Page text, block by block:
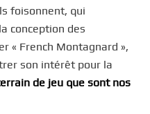
foisonnent, qui
conception des
« French Montagnard »,
son intérêt pour la
de jeu que sont nos